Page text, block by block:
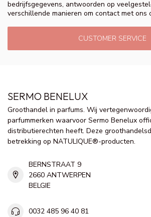
bedrijfsgegevens, antwoorden op
verschillende manieren om contact met ons
CUSTOMER SERVICE
SERMO BENELUX
Groothandel in parfums. Wij
parfummerken waarvoor Sermo Benelux
distributierechten heeft. Deze
betrekking op NATULIQUE®-producten.
BERNSTRAAT 9
2660 ANTWERPEN
BELGIE
0032 485 96 40 81